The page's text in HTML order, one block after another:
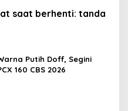
saat berhenti: tanda
Putih Doff, Segini
160 CBS 2026